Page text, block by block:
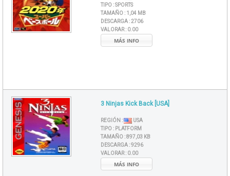
TIPO :SPORTS
TAMAÑO : 1,04 MB
DESCARGA :2706
VALORAR : 0.00
MÁS INFO
3 Ninjas Kick Back [USA]
REGIÓN :
USA
TIPO : PLATFORM
TAMAÑO :897,03 KB
DESCARGA :9296
VALORAR : 0.00
MÁS INFO